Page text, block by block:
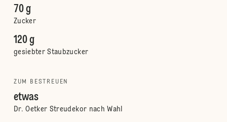
70 g
Zucker
120 g
gesiebter Staubzucker
ZUM BESTREUEN
etwas
Dr. Oetker Streudekor nach Wahl